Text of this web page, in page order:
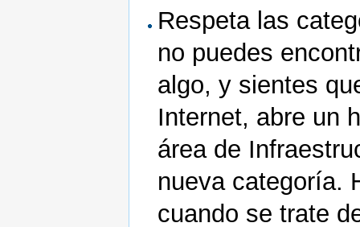
Respeta las
no puedes
algo, y sientes
Internet, abre un
área de
nueva categoría.
cuando se trate